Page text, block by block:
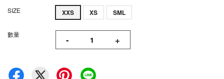
SIZE XXS XS SML
數量 - +